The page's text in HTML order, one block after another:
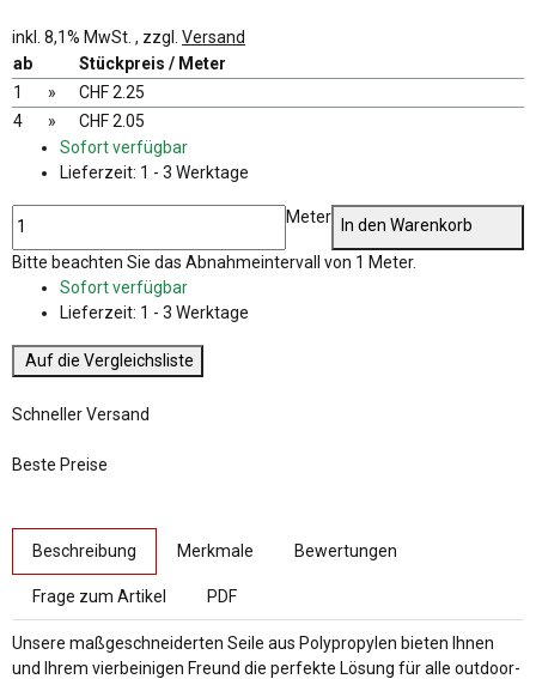
inkl. 8,1% MwSt. , zzgl. Versand
ab
Stückpreis / Meter
1
»
CHF 2.25
4
»
CHF 2.05
Sofort verfügbar
Lieferzeit: 1 - 3 Werktage
Meter
In den Warenkorb
xBitte beachten Sie das Abnahmeintervall von 1 Meter.
Sofort verfügbar
Lieferzeit: 1 - 3 Werktage
Auf die Vergleichsliste
Schneller Versand
Beste Preise
Beschreibung Merkmale Bewertungen
Frage zum Artikel PDF
Unsere maßgeschneiderten Seile aus Polypropylen bieten Ihnen
und Ihrem vierbeinigen Freund die perfekte Lösung für alle outdoor-